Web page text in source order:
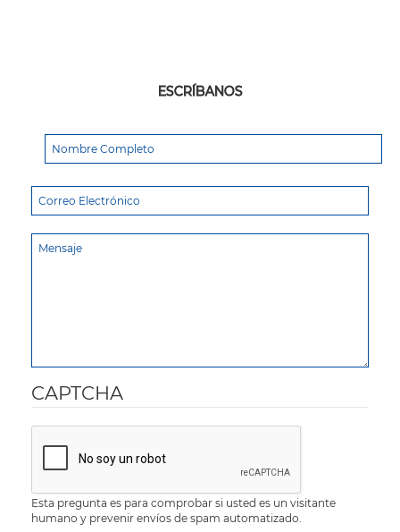
ESCRÍBANOS
CAPTCHA
Esta pregunta es para comprobar si usted es un visitante
humano y prevenir envíos de spam automatizado.